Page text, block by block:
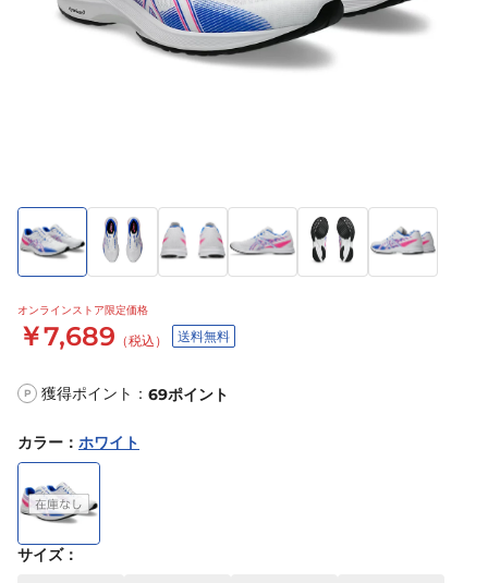
オンラインストア限定価格
￥7,689 （税込） 送料無料
P 獲得ポイント： 69ポイント
カラー ： ホワイト
サイズ：